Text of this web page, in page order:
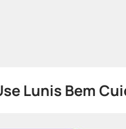
Lunis Bem